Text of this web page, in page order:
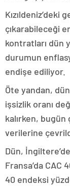
Kızıldeniz’deki
çıkarabileceği
kontratları dün
durumun
endişe ediliyor.
Öte yandan,
işsizlik oranı
kalırken, bugün
verilerine
Dün,
Fransa’da CAC
40 endeksi